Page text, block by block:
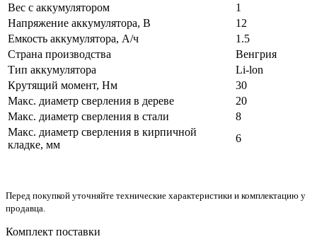
Вес с аккумулятором
1
Напряжение аккумулятора, В
12
Емкость аккумулятора, А/ч
1.5
Страна производства
Венгрия
Тип аккумулятора
Li-lon
Крутящий момент, Нм
30
Макс. диаметр сверления в дереве
20
Макс. диаметр сверления в стали
8
Макс. диаметр сверления в кирпичной
кладке, мм
6
Перед покупкой уточняйте технические характеристики и комплектацию у
продавца.
Комплект поставки